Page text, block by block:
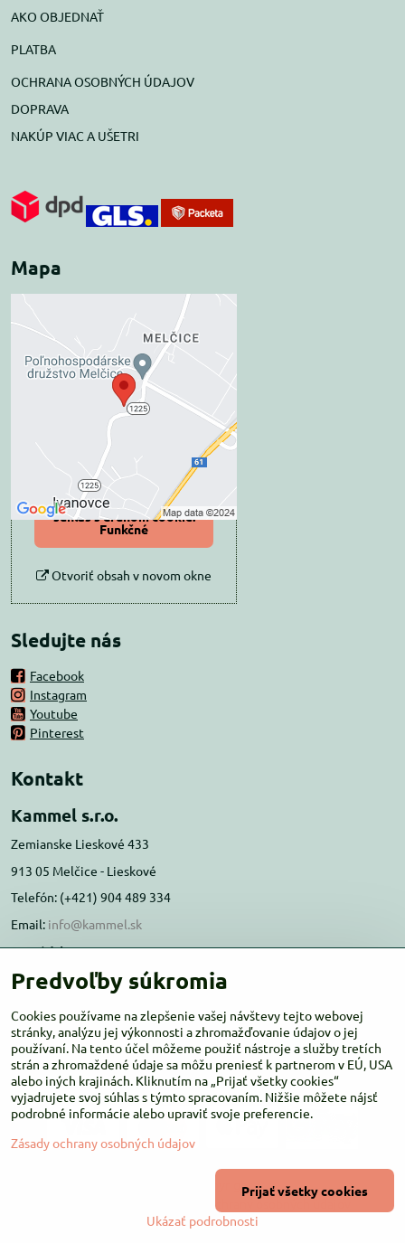
AKO OBJEDNAŤ
PLATBA
OCHRANA OSOBNÝCH ÚDAJOV
DOPRAVA
NAKÚP VIAC A UŠETRI
Mapa
Externý obsah je
blokovaný Voľbami
súkromia
Prajete si načítať externý obsah?
Povoliť tentokrát
Povoliť a zapamätať -
súhlas s druhom cookie:
Funkčné
Otvoriť obsah v novom okne
Sledujte nás
Facebook
Instagram
Youtube
Pinterest
Kontakt
Kammel s.r.o.
Zemianske Lieskové 433
913 05 Melčice - Lieskové
Telefón: (+421) 904 489 334
Email: info@kammel.sk
Prevádzka:
Administratívna budova PD Melčice
Otváracie hodiny:PO-ŠT 8:00 - 16:00
PIA-NE Zatvorené
Copyright
Zásady ochrany osobných údajov
Vytvorené pomocou:BiznisWeb.sk
Predvoľby súkromia
Cookies používame na zlepšenie vašej návštevy tejto webovej
stránky, analýzu jej výkonnosti a zhromažďovanie údajov o jej
používaní. Na tento účel môžeme použiť nástroje a služby tretích
strán a zhromaždené údaje sa môžu preniesť k partnerom v EÚ, USA
alebo iných krajinách. Kliknutím na „Prijať všetky cookies“
vyjadrujete svoj súhlas s týmto spracovaním. Nižšie môžete nájsť
podrobné informácie alebo upraviť svoje preferencie.
Zásady ochrany osobných údajov
Ukázať podrobnosti
Prijať všetky cookies